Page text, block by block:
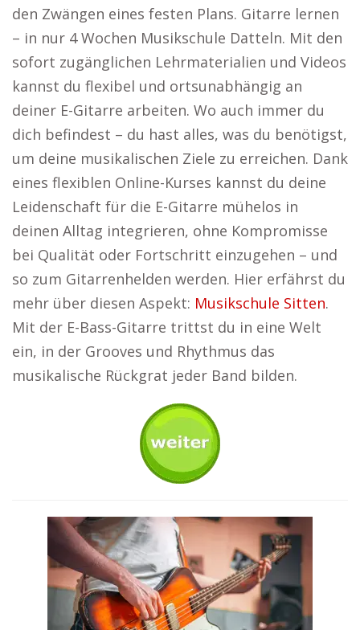
den Zwängen eines festen Plans. Gitarre lernen
– in nur 4 Wochen Musikschule Datteln. Mit den
sofort zugänglichen Lehrmaterialien und Videos
kannst du flexibel und ortsunabhängig an
deiner E-Gitarre arbeiten. Wo auch immer du
dich befindest – du hast alles, was du benötigst,
um deine musikalischen Ziele zu erreichen. Dank
eines flexiblen Online-Kurses kannst du deine
Leidenschaft für die E-Gitarre mühelos in
deinen Alltag integrieren, ohne Kompromisse
bei Qualität oder Fortschritt einzugehen – und
so zum Gitarrenhelden werden. Hier erfährst du
mehr über diesen Aspekt: Musikschule Sitten.
Mit der E-Bass-Gitarre trittst du in eine Welt
ein, in der Grooves und Rhythmus das
musikalische Rückgrat jeder Band bilden.